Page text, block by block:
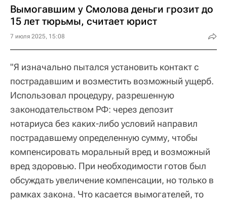
Вымогавшим у Смолова деньги грозит до
15 лет тюрьмы, считает юрист
7 июля 2025, 15:08
⁠"Я изначально пытался установить контакт с
пострадавшим и возместить возможный ущерб.
Использовал процедуру, разрешенную
законодательством РФ: через депозит
нотариуса без каких-либо условий направил
пострадавшему определенную сумму, чтобы
компенсировать моральный вред и возможный
вред здоровью. При необходимости готов был
обсуждать увеличение компенсации, но только в
рамках закона. Что касается вымогателей, то